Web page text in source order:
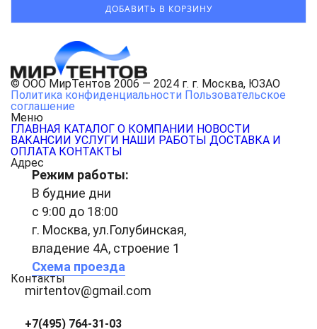
© ООО МирТентов 2006 — 2024 г. г. Москва, ЮЗАО
Политика конфиденциальности Пользовательское
соглашение
Меню
ГЛАВНАЯ КАТАЛОГ О КОМПАНИИ НОВОСТИ
ВАКАНСИИ УСЛУГИ НАШИ РАБОТЫ ДОСТАВКА И
ОПЛАТА КОНТАКТЫ
Адрес
Режим работы:
В будние дни
с 9:00 до 18:00
г. Москва, ул.Голубинская,
владение 4А, строение 1
Схема проезда
Контакты
mirtentov@gmail.com
+7(495) 764-31-03